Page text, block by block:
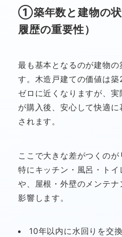
①築年数と建物の状
履歴の重要性）
最も基本となるのが建物
す。木造戸建ての価値は
ゼロに近くなりますが、
が購入後、安心して快適
されます。
ここで大きな差がつくのが
特にキッチン・風呂・ト
や、屋根・外壁のメンテナ
影響します。
10年以内に水回りを交